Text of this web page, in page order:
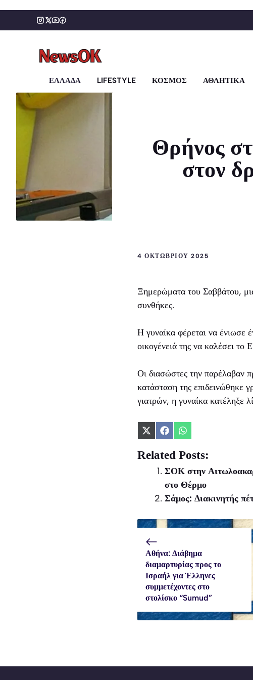
περιεχόμενο
ΕΛΛΑΔΑ LIFESTYLE ΚΟΣΜΟΣ ΑΘΛΗΤΙΚΑ
Θρήνος
στον
4 ΟΚΤΩΒΡΊΟΥ 2025
Ξημερώματα του Σαββάτου,
συνθήκες.
Η γυναίκα φέρεται να ένιωσε
οικογένειά της να καλέσει
Οι διασώστες την παρέλαβαν
κατάσταση της επιδεινώθηκε
γιατρών, η γυναίκα κατέληξε
Share
X
(Twitter)
Share
Facebook
Share
WhatsApp
Related Posts:
ΣΟΚ στην
στο Θέρμο
Σάμος: Διακινητής
Αθήνα: Διάβημα
διαμαρτυρίας προς το
Ισραήλ για Έλληνες
συμμετέχοντες στο
στολίσκο “Sumud”